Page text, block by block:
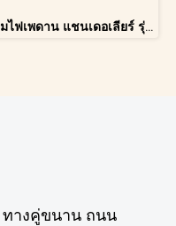
โคมไฟเพดาน แชนเดอเลียร์ รุ่น 183586
ทางคู่ขนาน ถนน